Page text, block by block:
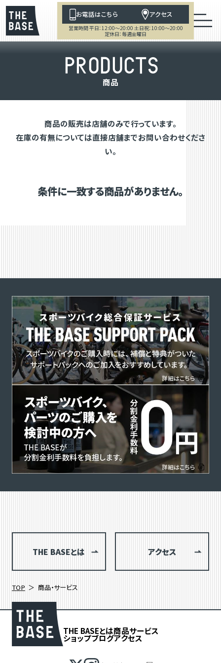
お電話はこちら アクセス
営業時間 平日：12:00～20:00 土日祝：10:00～20:00
定休日：毎週金曜日
PRODUCTS
商品
商品の販売は店舗のみで行っています。
在庫の有無については直接店舗までお問い合わせくださ
い。
条件に一致する商品がありません。
THE BASEとは アクセス
TOP 商品・サービス
THE BASEとは商品サービス
ショップブログアクセス